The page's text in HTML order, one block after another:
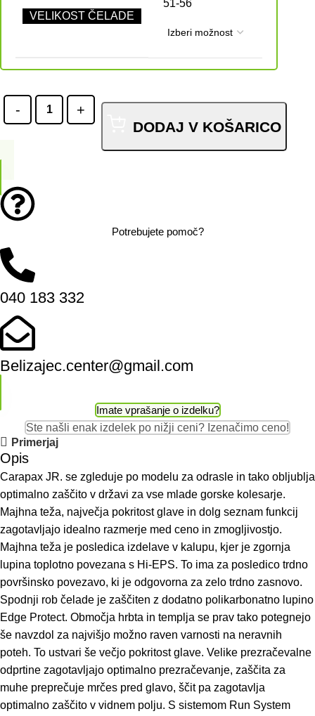
VELIKOST ČELADE
51-56
DODAJ V KOŠARICO
Potrebujete pomoč?
040 183 332
Belizajec.center@gmail.com
Imate vprašanje o izdelku?
Ste našli enak izdelek po nižji ceni? Izenačimo ceno!
Primerjaj
Opis
Carapax JR. se zgleduje po modelu za odrasle in tako obljublja
optimalno zaščito v državi za vse mlade gorske kolesarje.
Majhna teža, največja pokritost glave in dolg seznam funkcij
zagotavljajo idealno razmerje med ceno in zmogljivostjo.
Majhna teža je posledica izdelave v kalupu, kjer je zgornja
lupina toplotno povezana s Hi-EPS. To ima za posledico trdno
površinsko povezavo, ki je odgovorna za zelo trdno zasnovo.
Spodnji rob čelade je zaščiten z dodatno polikarbonatno lupino
Edge Protect. Območja hrbta in templja se prav tako potegnejo
še navzdol za najvišjo možno raven varnosti na neravnih
poteh. To ustvari še večjo pokritost glave. Velike prezračevalne
odprtine zagotavljajo optimalno prezračevanje, zaščita za
muhe preprečuje mrčes pred glavo, ščit pa zagotavlja
optimalno zaščito v vidnem polju. S sistemom Run System